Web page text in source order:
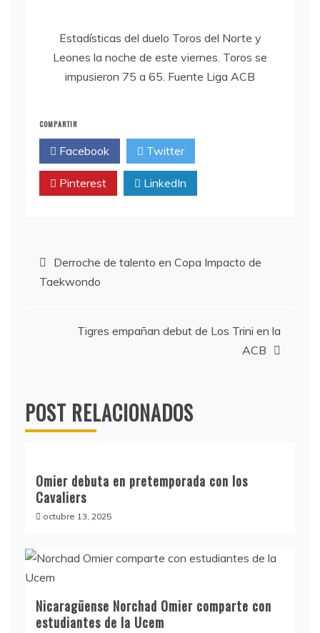
Estadísticas del duelo Toros del Norte y
Leones la noche de este viernes. Toros se
impusieron 75 a 65. Fuente Liga ACB
COMPARTIR
Facebook Twitter
Pinterest LinkedIn
Navegación
de
entradas
Derroche de talento en Copa Impacto de
Taekwondo
Tigres empañan debut de Los Trini en la
ACB
POST RELACIONADOS
Omier debuta en pretemporada con los
Cavaliers
octubre 13, 2025
Nicaragüense Norchad Omier comparte con
estudiantes de la Ucem